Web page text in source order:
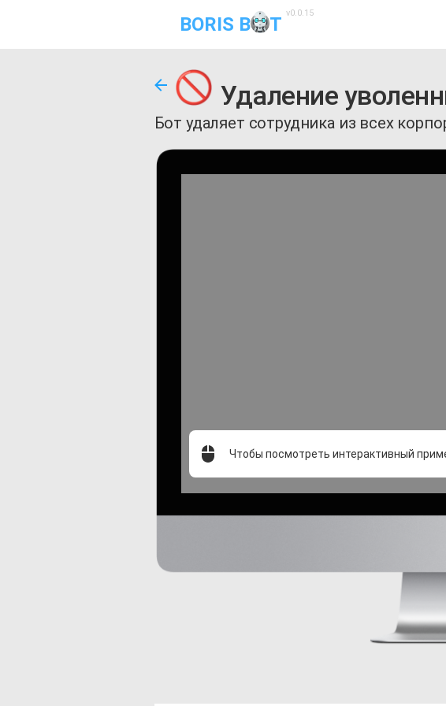
BORIS B T
v0.0.15
Удаление
Бот удаляет сотрудника из всех
Чтобы посмотреть интерактивный